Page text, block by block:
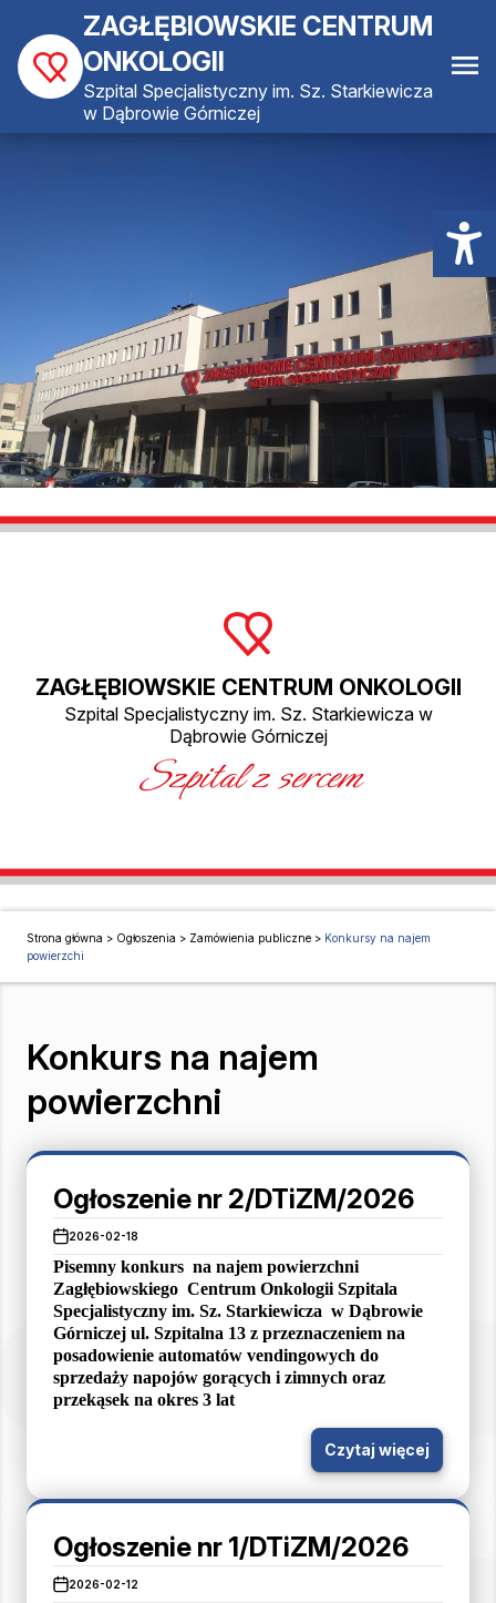
ZAGŁĘBIOWSKIE CENTRUM
ONKOLOGII
Szpital Specjalistyczny im. Sz. Starkiewicza
w Dąbrowie Górniczej
ZAGŁĘBIOWSKIE CENTRUM ONKOLOGII
Szpital Specjalistyczny im. Sz. Starkiewicza w
Dąbrowie Górniczej
Szpital z sercem
Strona główna > Ogłoszenia > Zamówienia publiczne > Konkursy na najem
powierzchi
Konkurs na najem
powierzchni
Ogłoszenie nr 2/DTiZM/2026
2026-02-18
Pisemny konkurs na najem powierzchni
Zagłębiowskiego Centrum Onkologii Szpitala
Specjalistyczny im. Sz. Starkiewicza w Dąbrowie
Górniczej ul. Szpitalna 13 z przeznaczeniem na
posadowienie automatów vendingowych do
sprzedaży napojów gorących i zimnych oraz
przekąsek na okres 3 lat
Czytaj więcej
Ogłoszenie nr 1/DTiZM/2026
2026-02-12